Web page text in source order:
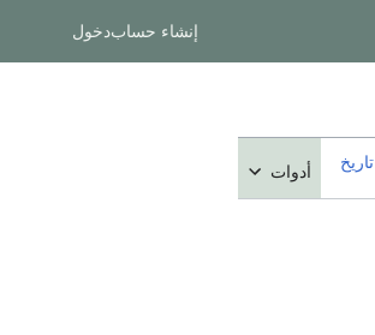
إنشاء حسابدخول
تاريخ أدوات